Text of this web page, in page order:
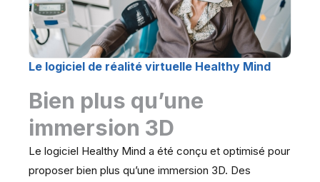
Le logiciel de réalité virtuelle Healthy Mind
Bien plus qu’une
immersion 3D
Le logiciel Healthy Mind a été conçu et optimisé pour
proposer bien plus qu’une immersion 3D. Des